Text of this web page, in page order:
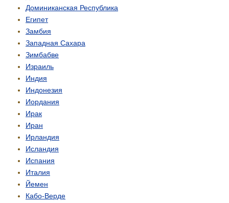
Доминиканская Республика
Египет
Замбия
Западная Сахара
Зимбабве
Израиль
Индия
Индонезия
Иордания
Ирак
Иран
Ирландия
Исландия
Испания
Италия
Йемен
Кабо-Верде